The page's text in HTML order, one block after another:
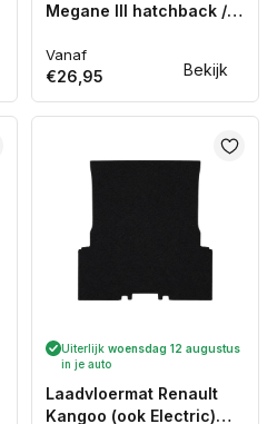
Bekijk
Megane III hatchback /
(2009-2016)
Normale
prijs
Vanaf
€26,95
Uiterlijk woensdag 12 augustus
in je auto
Laadvloermat Renault
Kangoo (ook Electric)